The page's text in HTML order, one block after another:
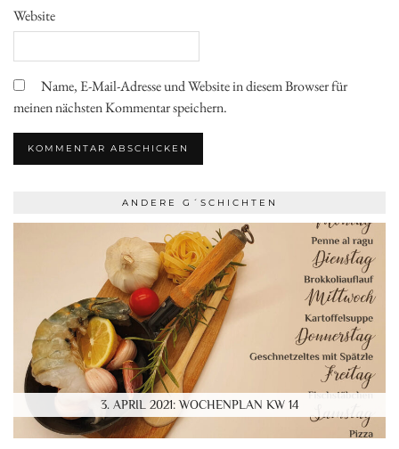
Website
Name, E-Mail-Adresse und Website in diesem Browser für
meinen nächsten Kommentar speichern.
ANDERE G´SCHICHTEN
3. APRIL 2021: WOCHENPLAN KW 14